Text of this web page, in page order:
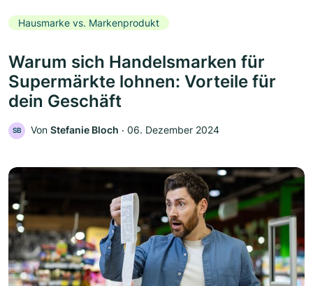
Hausmarke vs. Markenprodukt
Warum sich Handelsmarken für
Supermärkte lohnen: Vorteile für
dein Geschäft
SB Von Stefanie Bloch ‧ 06. Dezember 2024